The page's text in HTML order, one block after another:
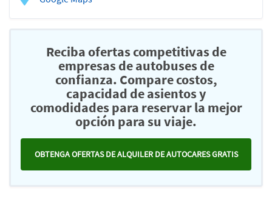
Reciba ofertas competitivas de
empresas de autobuses de
confianza. Compare costos,
capacidad de asientos y
comodidades para reservar la mejor
opción para su viaje.
OBTENGA OFERTAS DE ALQUILER DE AUTOCARES GRATIS